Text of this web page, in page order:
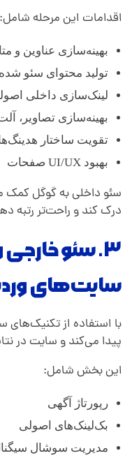
اقدامات این مرحله شامل:
بهینه‌سازی عناوین و
تولید محتوای سئو شده
لینک‌سازی داخلی
بهینه‌سازی تصاویر،
تقویت ساختار
بهبود UI/UX صفحات
سئو داخلی به گوگل کمک
درک کند و راحت‌تر رتبه
۳. سئو
سایت‌های
با استفاده از تکنیک‌های
پیدا می‌کند و سایت در
این بخش شامل:
رپورتاژ آگهی
بک‌لینک‌های اصولی
مدیریت سوشال